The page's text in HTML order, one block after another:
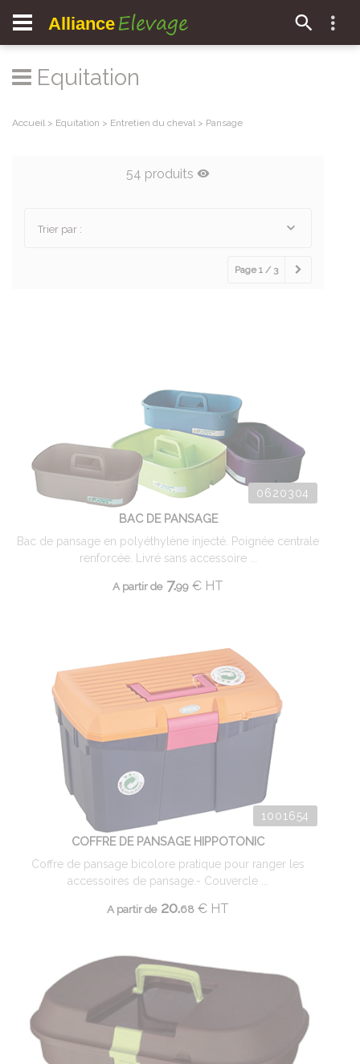
Alliance Elevage
Equitation
Accueil > Equitation > Entretien du cheval > Pansage
54 produits
Trier par :
Page 1 / 3
0620304
BAC DE PANSAGE
Bac de pansage en polyéthylène injecté. Poignée centrale
renforcée. Livré sans accessoire ...
A partir de7.99 € HT
1001654
COFFRE DE PANSAGE HIPPOTONIC
Coffre de pansage bicolore pratique pour ranger les
accessoires de pansage.- Couvercle ...
A partir de20.68 € HT